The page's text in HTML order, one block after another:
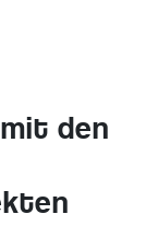
den